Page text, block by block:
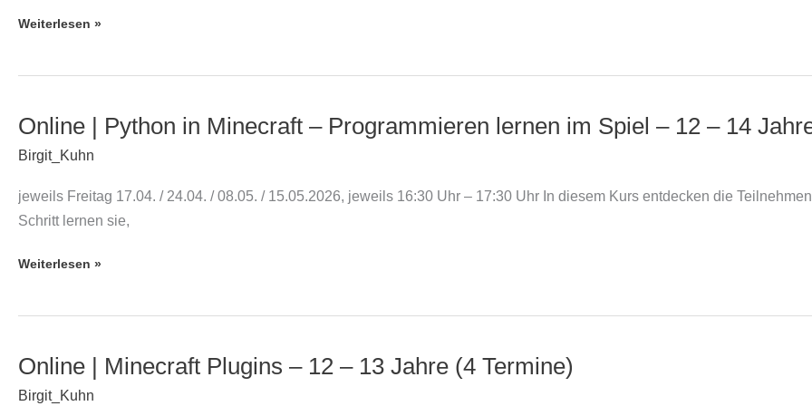
für
mit
Education
Edition
9
–
Jahre
Termine)
Weiterlesen »
Online | Python in Minecraft – Programmieren lernen im Spiel – 12 – 14
Birgit_Kuhn
jeweils Freitag 17.04. / 24.04. / 08.05. / 15.05.2026, jeweils 16:30 Uhr – 17:30 Uhr In diesem Kurs entdecken die
Schritt lernen sie,
Online
|
in
Minecraft
Programmieren
im
–
12
Weiterlesen »
Online | Minecraft Plugins – 12 – 13 Jahre (4 Termine)
Birgit_Kuhn
Online
|